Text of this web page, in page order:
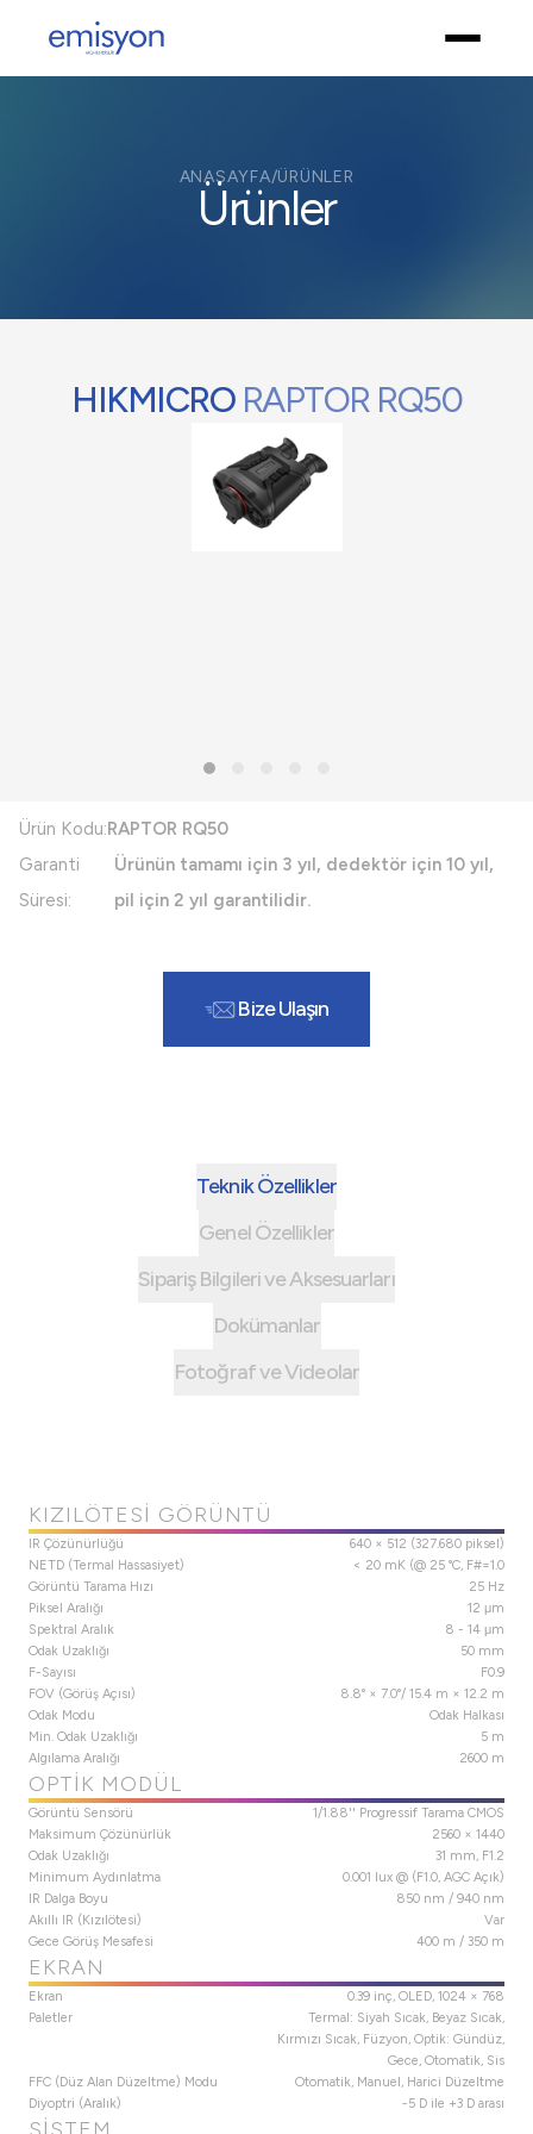
ANASAYFA/ÜRÜNLER
Ürünler
HIKMICRO RAPTOR RQ50
Ürün Kodu:RAPTOR RQ50
Garanti
Süresi:
Ürünün tamamı için 3 yıl, dedektör için 10 yıl,
pil için 2 yıl garantilidir.
Bize Ulaşın
Teknik Özellikler
Genel Özellikler
Sipariş Bilgileri ve Aksesuarları
Dokümanlar
Fotoğraf ve Videolar
KIZILÖTESI GÖRÜNTÜ
IR Çözünürlüğü
640 × 512 (327.680 piksel)
NETD (Termal Hassasiyet)
< 20 mK (@ 25 °C, F#=1.0
Görüntü Tarama Hızı
25 Hz
Piksel Aralığı
12 μm
Spektral Aralık
8 - 14 μm
Odak Uzaklığı
50 mm
F-Sayısı
F0.9
FOV (Görüş Açısı)
8.8° × 7.0°/ 15.4 m × 12.2 m
Odak Modu
Odak Halkası
Min. Odak Uzaklığı
5 m
Algılama Aralığı
2600 m
OPTIK MODÜL
Görüntü Sensörü
1/1.88'' Progressif Tarama CMOS
Maksimum Çözünürlük
2560 × 1440
Odak Uzaklığı
31 mm, F1.2
Minimum Aydınlatma
0.001 lux @ (F1.0, AGC Açık)
IR Dalga Boyu
850 nm / 940 nm
Akıllı IR (Kızılötesi)
Var
Gece Görüş Mesafesi
400 m / 350 m
EKRAN
Ekran
0.39 inç, OLED, 1024 × 768
Paletler
Termal: Siyah Sıcak, Beyaz Sıcak,
Kırmızı Sıcak, Füzyon, Optik: Gündüz,
Gece, Otomatik, Sis
FFC (Düz Alan Düzeltme) Modu
Otomatik, Manuel, Harici Düzeltme
Diyoptri (Aralık)
-5 D ile +3 D arası